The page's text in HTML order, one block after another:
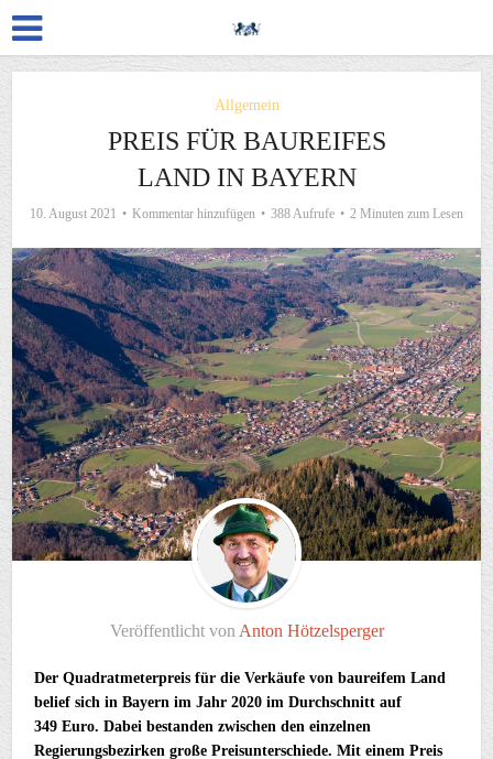
Allgemein
PREIS FÜR BAUREIFES
LAND IN BAYERN
10. August 2021 Kommentar hinzufügen 388 Aufrufe 2 Minuten zum Lesen
Veröffentlicht von Anton Hötzelsperger
Der Quadratmeterpreis für die Verkäufe von baureifem Land
belief sich in Bayern im Jahr 2020 im Durchschnitt auf
349 Euro. Dabei bestanden zwischen den einzelnen
Regierungsbezirken große Preisunterschiede. Mit einem Preis